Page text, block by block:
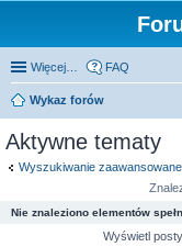
Więcej… FAQ
Wykaz forów
Aktywne tematy
Wyszukiwanie zaawansowane
Nie znaleziono elementów
Wyświetl